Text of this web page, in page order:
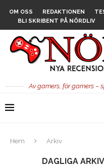
OM OSS REDAKTIONEN
BLI SKRIBENT PÅ NÖRDLIV
Av gamers, för gamers –
Hem Arkiv
DAGLIGA ARKIV